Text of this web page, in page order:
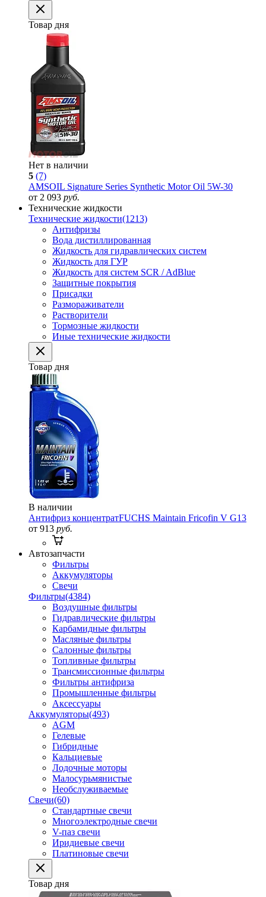
Товар дня
Нет в наличии
5 (7)
AMSOIL Signature Series Synthetic Motor Oil 5W-30
от 2 093 руб.
Технические жидкости
Технические жидкости(1213)
Антифризы
Вода дистиллированная
Жидкость для гидравлических систем
Жидкость для ГУР
Жидкость для систем SCR / AdBlue
Защитные покрытия
Присадки
Размораживатели
Растворители
Тормозные жидкости
Иные технические жидкости
Товар дня
В наличии
Антифриз концентратFUCHS Maintain Fricofin V G13
от 913 руб.
Автозапчасти
Фильтры
Аккумуляторы
Свечи
Фильтры(4384)
Воздушные фильтры
Гидравлические фильтры
Карбамидные фильтры
Масляные фильтры
Салонные фильтры
Топливные фильтры
Трансмиссионные фильтры
Фильтры антифриза
Промышленные фильтры
Аксессуары
Аккумуляторы(493)
AGM
Гелевые
Гибридные
Кальциевые
Лодочные моторы
Малосурьмянистые
Необслуживаемые
Свечи(60)
Стандартные свечи
Многоэлектродные свечи
V-паз свечи
Иридиевые свечи
Платиновые свечи
Товар дня